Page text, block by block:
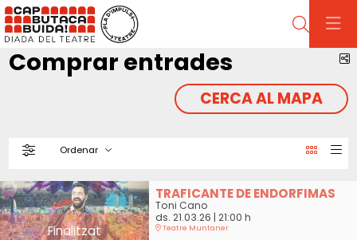
Cerca
Comprar entrades
CERCA AL MAPA
FiltrarOrdenar
Finalitzat
TRAFICANTE DE ENDORFIMAS
Toni Cano
ds. 21.03.26 | 21:00 h
Teatre Muntaner